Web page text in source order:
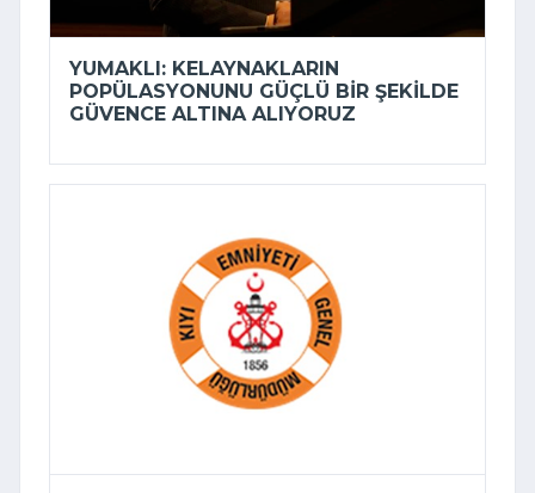
YUMAKLI: KELAYNAKLARIN
POPÜLASYONUNU GÜÇLÜ BIR ŞEKILDE
GÜVENCE ALTINA ALIYORUZ